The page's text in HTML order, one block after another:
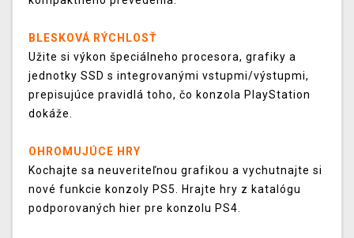
BLESKOVÁ RÝCHLOSŤ
Užite si výkon špeciálneho procesora, grafiky a
jednotky SSD s integrovanými vstupmi/výstupmi,
prepisujúce pravidlá toho, čo konzola PlayStation
dokáže.
OHROMUJÚCE HRY
Kochajte sa neuveriteľnou grafikou a vychutnajte si
nové funkcie konzoly PS5. Hrajte hry z katalógu
podporovaných hier pre konzolu PS4.